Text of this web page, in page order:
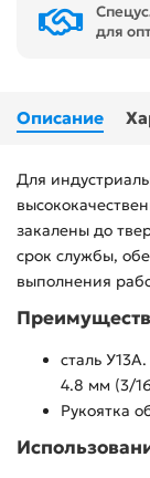
для
Описание
Для
закалены до
срок службы,
выполнения
сталь
4.8 мм (3/
Рукоятка